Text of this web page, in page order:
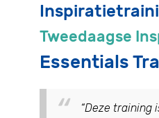
Tweedaagse
Essentials
“Deze